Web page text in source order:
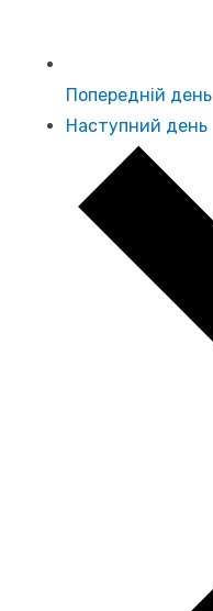
Попередній день
Наступний день